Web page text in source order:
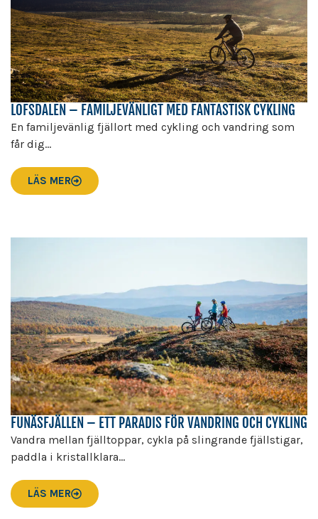
LOFSDALEN – FAMILJEVÄNLIGT MED FANTASTISK CYKLING
En familjevänlig fjällort med cykling och vandring som
får dig...
LÄS MER
FUNÄSFJÄLLEN – ETT PARADIS FÖR VANDRING OCH CYKLING
Vandra mellan fjälltoppar, cykla på slingrande fjällstigar,
paddla i kristallklara...
LÄS MER